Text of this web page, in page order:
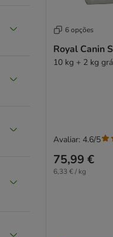
6 opções
Royal Canin
10 kg + 2 kg
75,99 €
6,33 € / kg
Avaliar: 4.6/5